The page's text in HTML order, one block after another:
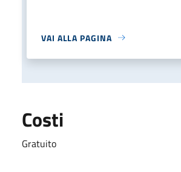
VAI ALLA PAGINA
Costi
Gratuito